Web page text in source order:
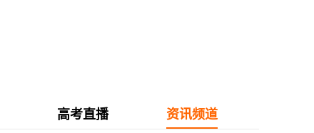
高考直播 资讯频道